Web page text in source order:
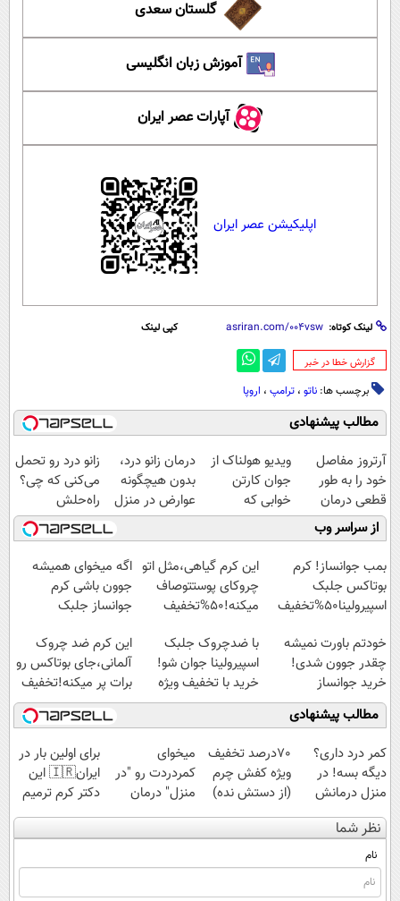
گلستان سعدی
آموزش زبان انگلیسی
آپارات عصر ایران
اپلیکیشن عصر ایران
لینک کوتاه: کپی لینک
‌گزارش خطا در خبر
برچسب ها: ناتو ، ترامپ ، اروپا
مطالب پیشنهادی
آرتروز مفاصل
خود را به طور
قطعی درمان
کنید!
◗پرسش‌نامه◖
ویدیو هولناک از
جوان کارتن
خوابی که
میلیاردر شد.
آموزش رایگان
درمان زانو درد،
بدون هیچگونه
عوارض در منزل
(◂پرسش‌نامه)
زانو درد رو تحمل
می‌کنی که چی؟
راه‌حلش
همین‌جاست!
از سراسر وب
بمب جوانساز! کرم
بوتاکس جلبک
اسپیرولینا50%تخفیف
این کرم گیاهی،مثل اتو
چروکای پوستتوصاف
میکنه!50%تخفیف
اگه میخوای همیشه
جوون باشی کرم
جوانساز جلبک
خودتم باورت نمیشه
چقدر جوون شدی!
خرید جوانساز
اسپیرولینا با تخفیف
ویژه
با ضدچروک جلبک
اسپیرولینا جوان شو!
خرید با تخفیف ویژه
این کرم ضد چروک
آلمانی،جای بوتاکس رو
برات پر میکنه!تخفیف
تا امشب
مطالب پیشنهادی
کمر درد داری؟
دیگه بسه! در
منزل درمانش
کن
(◀پرسش‌نامه)
70درصد تخفیف
ویژه کفش چرم
(از دستش نده)
میخوای
کمردردت رو "در
منزل" درمان
کنی؟ (◂فیلم +
◂پرسش‌نامه)
برای اولین بار در
ایران🇮🇷 این
دکتر کرم ترمیم
کننده 23 روزه
ساخت!
نظر شما
نام